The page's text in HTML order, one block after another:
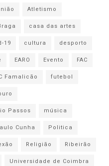
Atletismo
casa das artes
19 cultura
desporto
EARO Evento
FAC
Famalicão
futebol
Passos
música
Cunha
Politica
Religião
Ribeirão
Universidade de Coimbra